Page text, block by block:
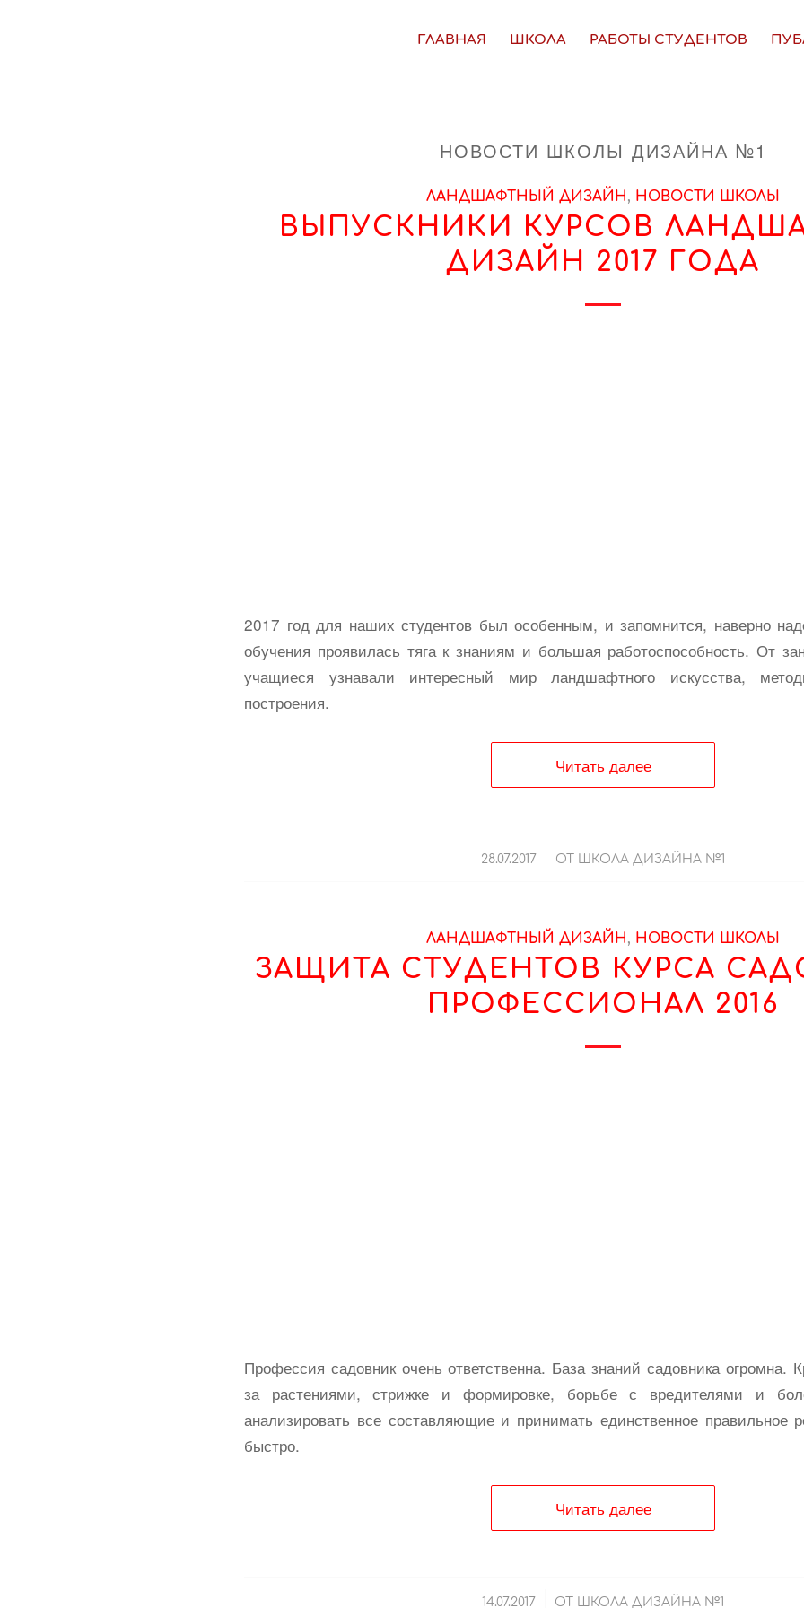
ГЛАВНАЯ ШКОЛА РАБОТЫ СТУДЕНТОВ
НОВОСТИ ШКОЛЫ ДИЗАЙНА №1
ЛАНДШАФТНЫЙ ДИЗАЙН, НОВОСТИ ШКОЛЫ
ВЫПУСКНИКИ КУРСОВ
ДИЗАЙН 2017 ГОДА
2017 год для наших студентов был особенным, и запомнится, наверно
обучения проявилась тяга к знаниям и большая работоспособность. От
учащиеся узнавали интересный мир ландшафтного искусства,
построения.
Читать далее
28.07.2017
/ ОТ ШКОЛА ДИЗАЙНА №1
ЛАНДШАФТНЫЙ ДИЗАЙН, НОВОСТИ ШКОЛЫ
ЗАЩИТА СТУДЕНТОВ КУРСА
ПРОФЕССИОНАЛ 2016
Профессия садовник очень ответственна. База знаний садовника огромна.
за растениями, стрижке и формировке, борьбе с вредителями и
анализировать все составляющие и принимать единственное правильное
быстро.
Читать далее
14.07.2017
/ ОТ ШКОЛА ДИЗАЙНА №1